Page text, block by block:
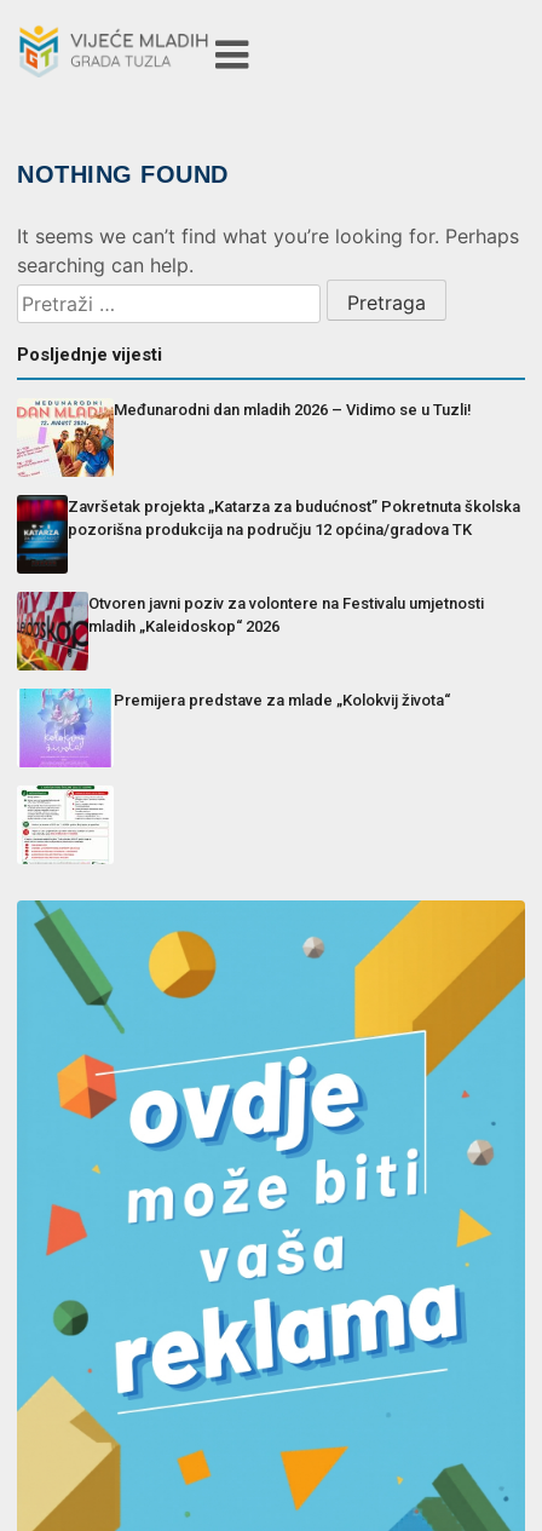
NOTHING FOUND
It seems we can’t find what you’re looking for. Perhaps
searching can help.
Posljednje vijesti
Međunarodni dan mladih 2026 – Vidimo se u Tuzli!
Završetak projekta „Katarza za budućnost” Pokretnuta školska
pozorišna produkcija na području 12 općina/gradova TK
Otvoren javni poziv za volontere na Festivalu umjetnosti
mladih „Kaleidoskop“ 2026
Premijera predstave za mlade „Kolokvij života“